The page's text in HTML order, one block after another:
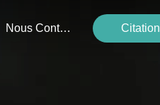
Nous Contacter Citation